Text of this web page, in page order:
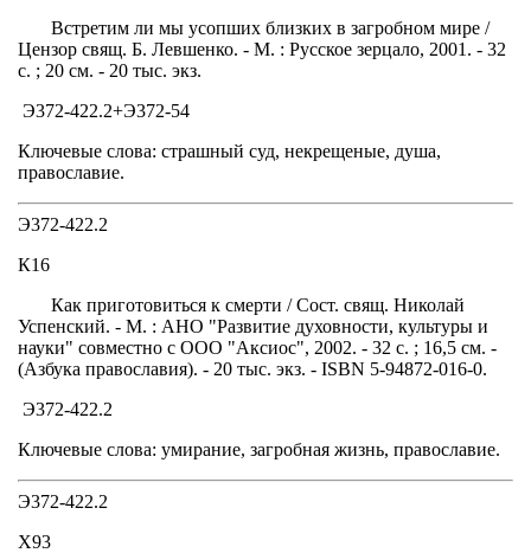
Встретим ли мы усопших близких в загробном мире /
Цензор свящ. Б. Левшенко. - М. : Русское зерцало, 2001. - 32
с. ; 20 см. - 20 тыс. экз.
Э372-422.2+Э372-54
Ключевые слова: страшный суд, некрещеные, душа,
православие.
Э372-422.2
К16
Как приготовиться к смерти / Сост. свящ. Николай
Успенский. - М. : АНО "Развитие духовности, культуры и
науки" совместно с ООО "Аксиос", 2002. - 32 с. ; 16,5 см. -
(Азбука православия). - 20 тыс. экз. - ISBN 5-94872-016-0.
Э372-422.2
Ключевые слова: умирание, загробная жизнь, православие.
Э372-422.2
Х93